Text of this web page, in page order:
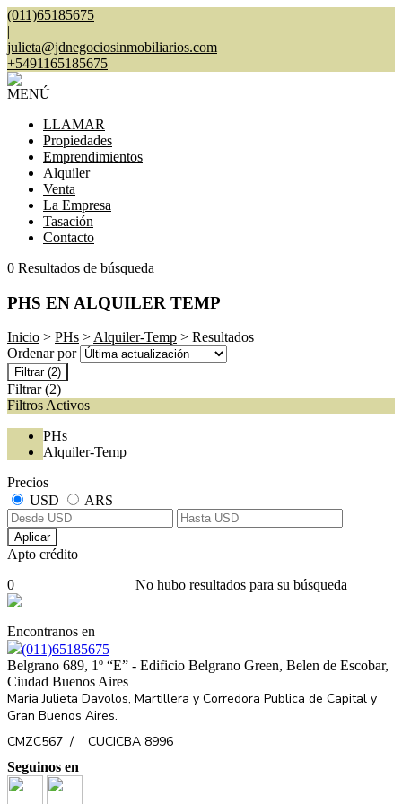
(011)65185675
|
julieta@jdnegociosinmobiliarios.com
+5491165185675
MENÚ
LLAMAR
Propiedades
Emprendimientos
Alquiler
Venta
La Empresa
Tasación
Contacto
0 Resultados de búsqueda
PHS EN ALQUILER TEMP
Inicio > PHs >Alquiler-Temp > Resultados
Ordenar por
Filtrar (2)
Filtrar (2)
Filtros Activos
PHs
Alquiler-Temp
Precios
USD
ARS
Aplicar
Apto crédito
No hubo resultados para su búsqueda
0
Encontranos en
(011)65185675
Belgrano 689, 1º “E” - Edificio Belgrano Green, Belen de Escobar,
Ciudad Buenos Aires
Maria Julieta Davolos, Martillera y Corredora Publica de Capital y
Gran Buenos Aires.
CMZC567 / CUCICBA 8996
Seguinos en